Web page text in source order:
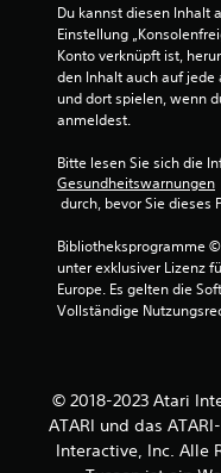
Du kannst diesen Inhalt
Einstellung
Konto verknüpft ist,
den Inhalt auch auf jede
und dort spielen, wenn
anmeldest.
Bitte lesen Sie sich die
Gesundheitswarnungen
durch, bevor Sie dieses
Bibliotheksprogramme
unter exklusiver Lizenz
Europe. Es gelten die
Vollständige
© 2018-2023 Atari
ATARI und das
Interactive, Inc. Alle